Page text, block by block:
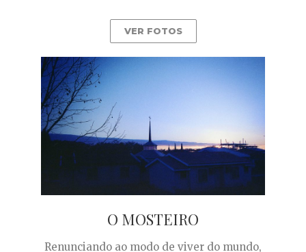
VER FOTOS
O MOSTEIRO
Renunciando ao modo de viver do mundo,